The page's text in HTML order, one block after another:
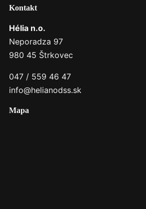
Kontakt
Hélia n.o.
Neporadza 97
980 45 Štrkovec
047 / 559 46 47
info@helianodss.sk
Mapa